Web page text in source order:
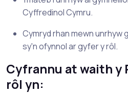
Cyffredinol Cymru.
Cymryd rhan mewn unrhyw
sy'n ofynnol ar gyfer y rôl.
Cyfrannu at waith y
rôl yn: